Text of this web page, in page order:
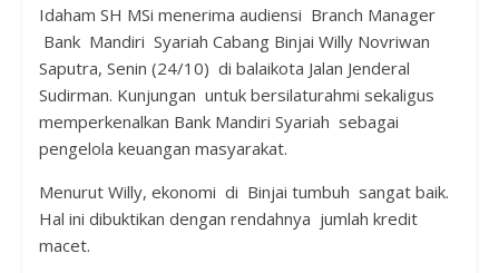
Idaham SH MSi menerima audiensi Branch Manager
Bank Mandiri Syariah Cabang Binjai Willy Novriwan
Saputra, Senin (24/10) di balaikota Jalan Jenderal
Sudirman. Kunjungan untuk bersilaturahmi sekaligus
memperkenalkan Bank Mandiri Syariah sebagai
pengelola keuangan masyarakat.
Menurut Willy, ekonomi di Binjai tumbuh sangat baik.
Hal ini dibuktikan dengan rendahnya jumlah kredit
macet.